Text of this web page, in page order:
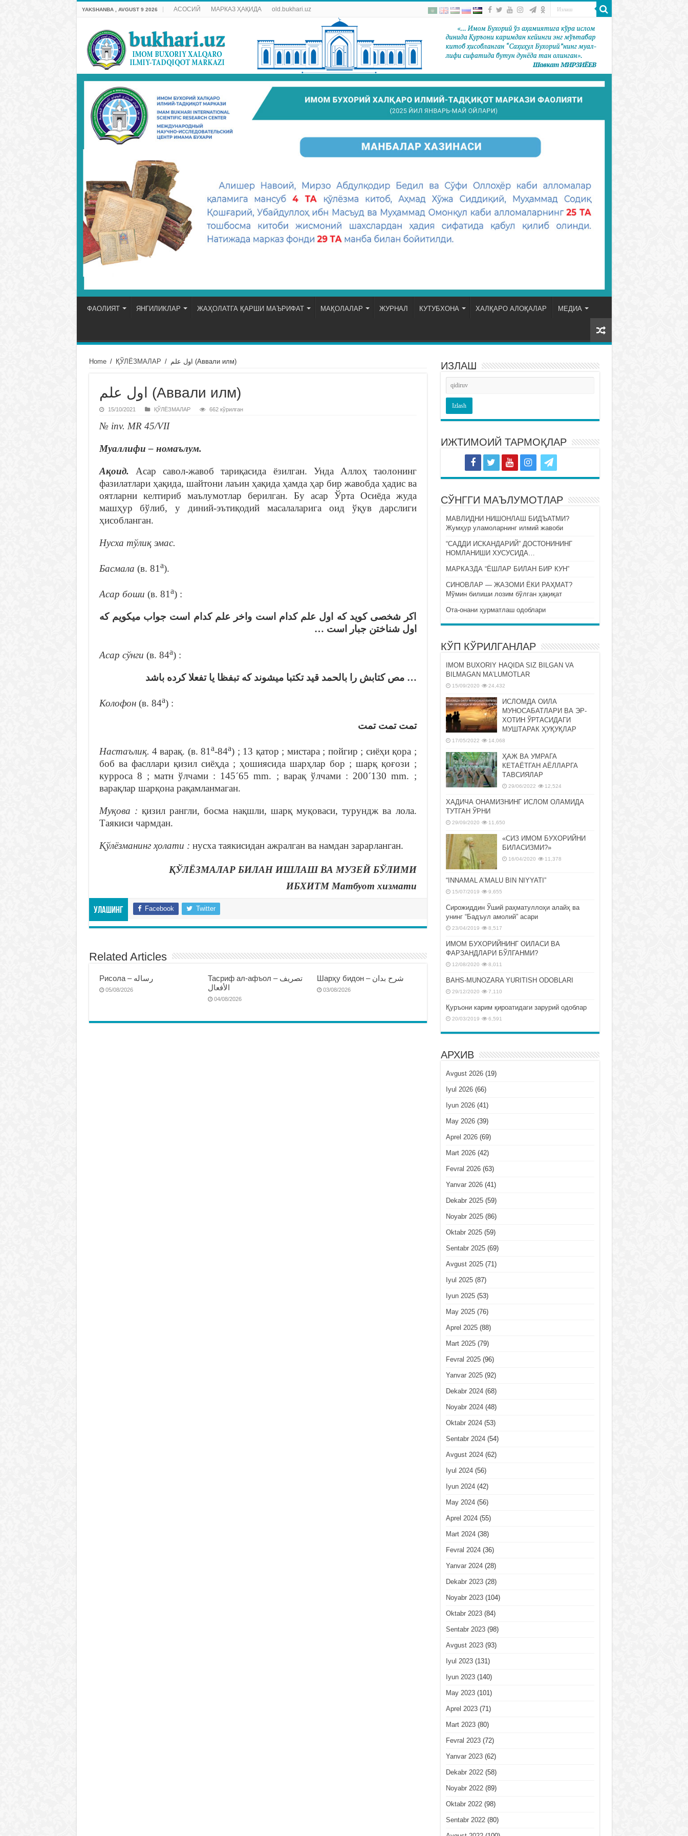
YAKSHANBA , AVGUST 9 2026 АСОСИЙ МАРКАЗ ҲАҚИДА old.bukhari.uz
ФАОЛИЯТ ЯНГИЛИКЛАР ЖАҲОЛАТГА ҚАРШИ МАЪРИФАТ МАҚОЛАЛАР ЖУРНАЛ КУТУБХОНА ХАЛҚАРО АЛОҚАЛАР МЕДИА
Home / ҚЎЛЁЗМАЛАР / اول علم (Аввали илм)
اول علم (Аввали илм)
15/10/2021 ҚЎЛЁЗМАЛАР 662 кўрилган
№ inv. MR 45/VII
Муаллифи – номаълум.
Ақоид. Асар савол-жавоб тариқасида ёзилган. Унда Аллоҳ таолонинг
фазилатлари ҳақида, шайтони лаъин ҳақида ҳамда ҳар бир жавобда ҳадис ва
оятларни келтириб маълумотлар берилган. Бу асар Ўрта Осиёда жуда
машҳур бўлиб, у диний-эътиқодий масалаларига оид ўқув дарслиги
ҳисобланган.
Нусха тўлиқ эмас.
Басмала (в. 81 а).
Асар боши (в. 81а) :
اكر شخصى كويد كه اول علم كدام است واخر علم كدام است جواب ميكويم كه
اول شناختن جبار است …
Асар сўнги (в. 84а) :
… مص كتابش را بالحمد قيد تكتبا ميشوند كه تبفظا يا تفعلا كرده باشد
Колофон (в. 84а) :
تمت تمت تمت
Настаълиқ. 4 варақ. (в. 81а-84а) ; 13 қатор ; мистара ; пойгир ; сиёҳи қора ;
боб ва фасллари қизил сиёҳда ; ҳошиясида шарҳлар бор ; шарқ қоғози ;
курроса 8 ; матн ўлчами : 145´65 mm. ; варақ ўлчами : 200´130 mm. ;
варақлар шарқона рақамланмаган.
Муқова : қизил рангли, босма нақшли, шарқ муқоваси, турундж ва лола.
Таякиси чармдан.
Қўлёзманинг ҳолати : нусха таякисидан ажралган ва намдан зарарланган.
ҚЎЛЁЗМАЛАР БИЛАН ИШЛАШ ВА МУЗЕЙ БЎЛИМИ
ИБХИТМ Матбуот хизмати
Улашинг Facebook Twitter
Related Articles
Рисола – رساله
05/08/2026
Тасриф ал-афъол – تصريف
الأفعال
04/08/2026
Шарҳу бидон – شرح بدان
03/08/2026
ИЗЛАШ
ИЖТИМОИЙ ТАРМОҚЛАР
СЎНГГИ МАЪЛУМОТЛАР
МАВЛИДНИ НИШОНЛАШ БИДЪАТМИ?
Жумҳур уламоларнинг илмий жавоби
“САДДИ ИСКАНДАРИЙ” ДОСТОНИНИНГ
НОМЛАНИШИ ХУСУСИДА…
МАРКАЗДА “ЁШЛАР БИЛАН БИР КУН”
СИНОВЛАР — ЖАЗОМИ ЁКИ РАҲМАТ?
Мўмин билиши лозим бўлган ҳақиқат
Ота-онани ҳурматлаш одоблари
КЎП КЎРИЛГАНЛАР
IMOM BUXORIY HAQIDA SIZ BILGAN VA
BILMAGAN MA’LUMOTLAR
15/09/2020 24,432
ИСЛОМДА ОИЛА
МУНОСАБАТЛАРИ ВА ЭР-
ХОТИН ЎРТАСИДАГИ
МУШТАРАК ҲУҚУҚЛАР
17/05/2022 14,068
ҲАЖ ВА УМРАГА
КЕТАЁТГАН АЁЛЛАРГА
ТАВСИЯЛАР
29/06/2022 12,524
ХАДИЧА ОНАМИЗНИНГ ИСЛОМ ОЛАМИДА
ТУТГАН ЎРНИ
29/09/2020 11,650
«СИЗ ИМОМ БУХОРИЙНИ
БИЛАСИЗМИ?»
16/04/2020 11,378
“INNAMAL A’MALU BIN NIYYATI”
15/07/2019 9,655
Сирожиддин Ўший раҳматуллоҳи алайҳ ва
унинг “Бадъул амолий” асари
23/04/2019 8,517
ИМОМ БУХОРИЙНИНГ ОИЛАСИ ВА
ФАРЗАНДЛАРИ БЎЛГАНМИ?
12/08/2020 8,011
BAHS-MUNOZARA YURITISH ODOBLARI
29/12/2020 7,110
Қуръони карим қироатидаги зарурий одоблар
20/03/2019 6,591
АРХИВ
Avgust 2026(19)
Iyul 2026(66)
Iyun 2026(41)
May 2026(39)
Aprel 2026(69)
Mart 2026(42)
Fevral 2026(63)
Yanvar 2026(41)
Dekabr 2025(59)
Noyabr 2025(86)
Oktabr 2025(59)
Sentabr 2025(69)
Avgust 2025(71)
Iyul 2025(87)
Iyun 2025(53)
May 2025(76)
Aprel 2025(88)
Mart 2025(79)
Fevral 2025(96)
Yanvar 2025(92)
Dekabr 2024(68)
Noyabr 2024(48)
Oktabr 2024(53)
Sentabr 2024(54)
Avgust 2024(62)
Iyul 2024(56)
Iyun 2024(42)
May 2024(56)
Aprel 2024(55)
Mart 2024(38)
Fevral 2024(36)
Yanvar 2024(28)
Dekabr 2023(28)
Noyabr 2023(104)
Oktabr 2023(84)
Sentabr 2023(98)
Avgust 2023(93)
Iyul 2023(131)
Iyun 2023(140)
May 2023(101)
Aprel 2023(71)
Mart 2023(80)
Fevral 2023(72)
Yanvar 2023(62)
Dekabr 2022(58)
Noyabr 2022(89)
Oktabr 2022(98)
Sentabr 2022(80)